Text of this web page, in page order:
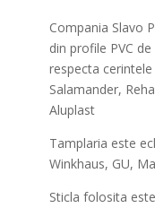
Compania Slavo
din profile PVC
respecta
Salamander,
Aluplast
Tamplaria este
Winkhaus, GU,
Sticla folosita